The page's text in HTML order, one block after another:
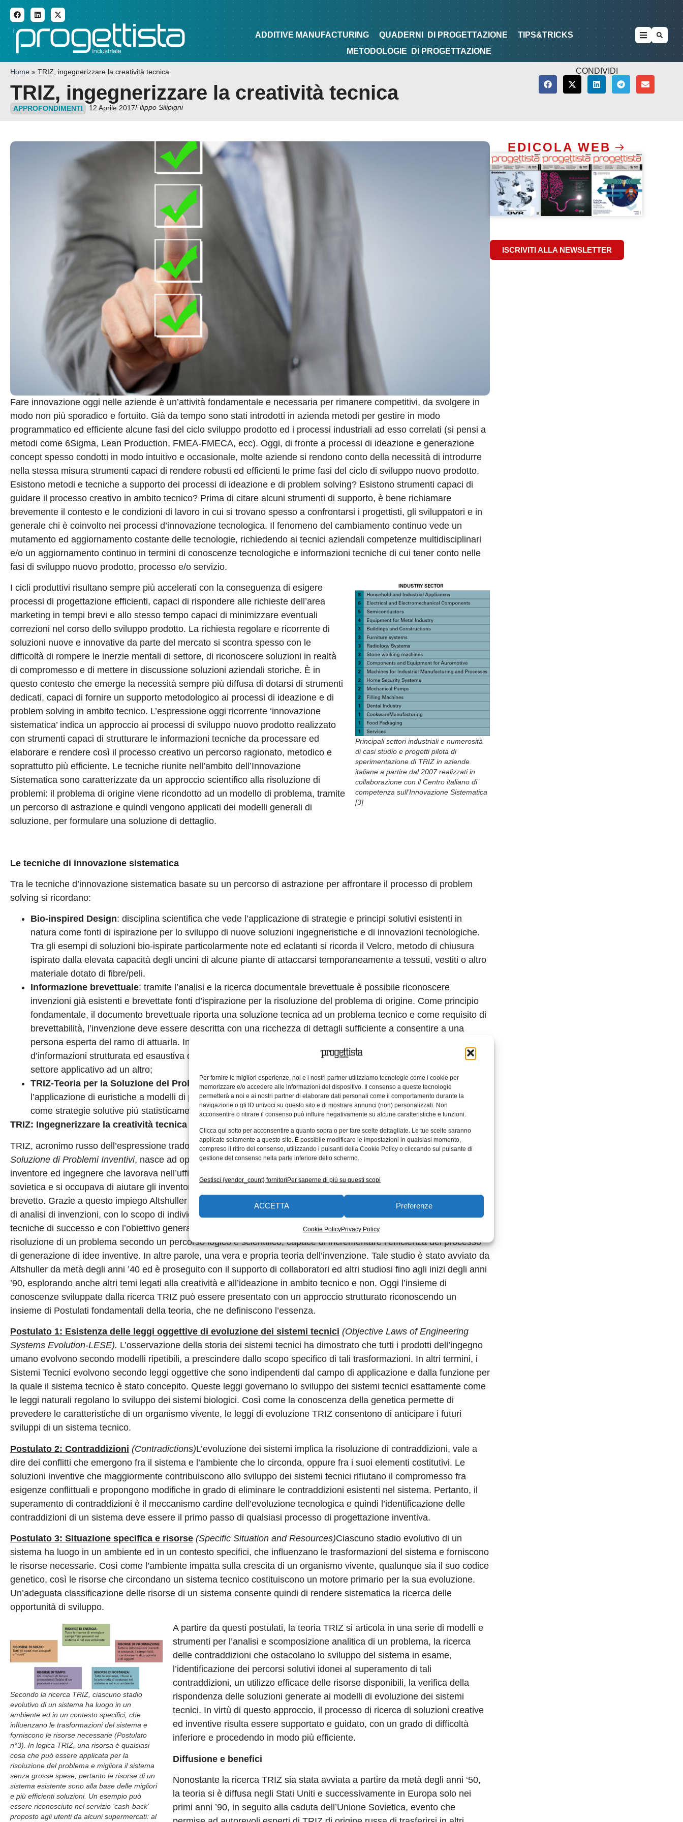
Per fornire le migliori esperienze, noi e i nostri partner utilizziamo tecnologie come i cookie per
memorizzare e/o accedere alle informazioni del dispositivo. Il consenso a queste tecnologie
permetterà a noi e ai nostri partner di elaborare dati personali come il comportamento durante la
navigazione o gli ID univoci su questo sito e di mostrare annunci (non) personalizzati. Non
acconsentire o ritirare il consenso può influire negativamente su alcune caratteristiche e funzioni.
Clicca qui sotto per acconsentire a quanto sopra o per fare scelte dettagliate. Le tue scelte saranno
applicate solamente a questo sito. È possibile modificare le impostazioni in qualsiasi momento,
compreso il ritiro del consenso, utilizzando i pulsanti della Cookie Policy o cliccando sul pulsante di
gestione del consenso nella parte inferiore dello schermo.
Gestisci {vendor_count} fornitoriPer saperne di più su questi scopi
ACCETTA Preferenze
Cookie PolicyPrivacy Policy
ADDITIVE MANUFACTURING QUADERNI DI PROGETTAZIONE TIPS&TRICKS METODOLOGIE DI PROGETTAZIONE
ADDITIVE MANUFACTURING QUADERNI DI PROGETTAZIONE
TIPS&TRICKS
METODOLOGIE
DI PROGETTAZIONE
Home » TRIZ, ingegnerizzare la creatività tecnica
TRIZ, ingegnerizzare la creatività tecnica
APPROFONDIMENTI 12 Aprile 2017Filippo Silipigni
CONDIVIDI
Fare innovazione oggi nelle aziende è un’attività fondamentale e necessaria per rimanere competitivi, da svolgere in
modo non più sporadico e fortuito. Già da tempo sono stati introdotti in azienda metodi per gestire in modo
programmatico ed efficiente alcune fasi del ciclo sviluppo prodotto ed i processi industriali ad esso correlati (si pensi a
metodi come 6Sigma, Lean Production, FMEA-FMECA, ecc). Oggi, di fronte a processi di ideazione e generazione
concept spesso condotti in modo intuitivo e occasionale, molte aziende si rendono conto della necessità di introdurre
nella stessa misura strumenti capaci di rendere robusti ed efficienti le prime fasi del ciclo di sviluppo nuovo prodotto.
Esistono metodi e tecniche a supporto dei processi di ideazione e di problem solving? Esistono strumenti capaci di
guidare il processo creativo in ambito tecnico? Prima di citare alcuni strumenti di supporto, è bene richiamare
brevemente il contesto e le condizioni di lavoro in cui si trovano spesso a confrontarsi i progettisti, gli sviluppatori e in
generale chi è coinvolto nei processi d’innovazione tecnologica. Il fenomeno del cambiamento continuo vede un
mutamento ed aggiornamento costante delle tecnologie, richiedendo ai tecnici aziendali competenze multidisciplinari
e/o un aggiornamento continuo in termini di conoscenze tecnologiche e informazioni tecniche di cui tener conto nelle
fasi di sviluppo nuovo prodotto, processo e/o servizio.
Principali settori industriali e numerosità
di casi studio e progetti pilota di
sperimentazione di TRIZ in aziende
italiane a partire dal 2007 realizzati in
collaborazione con il Centro italiano di
competenza sull’Innovazione Sistematica
[3]
I cicli produttivi risultano sempre più accelerati con la conseguenza di esigere
processi di progettazione efficienti, capaci di rispondere alle richieste dell’area
marketing in tempi brevi e allo stesso tempo capaci di minimizzare eventuali
correzioni nel corso dello sviluppo prodotto. La richiesta regolare e ricorrente di
soluzioni nuove e innovative da parte del mercato si scontra spesso con le
difficoltà di rompere le inerzie mentali di settore, di riconoscere soluzioni in realtà
di compromesso e di mettere in discussione soluzioni aziendali storiche. È in
questo contesto che emerge la necessità sempre più diffusa di dotarsi di strumenti
dedicati, capaci di fornire un supporto metodologico ai processi di ideazione e di
problem solving in ambito tecnico. L’espressione oggi ricorrente ‘innovazione
sistematica’ indica un approccio ai processi di sviluppo nuovo prodotto realizzato
con strumenti capaci di strutturare le informazioni tecniche da processare ed
elaborare e rendere così il processo creativo un percorso ragionato, metodico e
soprattutto più efficiente. Le tecniche riunite nell’ambito dell’Innovazione
Sistematica sono caratterizzate da un approccio scientifico alla risoluzione di
problemi: il problema di origine viene ricondotto ad un modello di problema, tramite
un percorso di astrazione e quindi vengono applicati dei modelli generali di
soluzione, per formulare una soluzione di dettaglio.
Le tecniche di innovazione sistematica
Tra le tecniche d’innovazione sistematica basate su un percorso di astrazione per affrontare il processo di problem
solving si ricordano:
Bio-inspired Design: disciplina scientifica che vede l’applicazione di strategie e principi solutivi esistenti in
natura come fonti di ispirazione per lo sviluppo di nuove soluzioni ingegneristiche e di innovazioni tecnologiche.
Tra gli esempi di soluzioni bio-ispirate particolarmente note ed eclatanti si ricorda il Velcro, metodo di chiusura
ispirato dalla elevata capacità degli uncini di alcune piante di attaccarsi temporaneamente a tessuti, vestiti o altro
materiale dotato di fibre/peli.
Informazione brevettuale: tramite l’analisi e la ricerca documentale brevettuale è possibile riconoscere
invenzioni già esistenti e brevettate fonti d’ispirazione per la risoluzione del problema di origine. Come principio
fondamentale, il documento brevettuale riporta una soluzione tecnica ad un problema tecnico e come requisito di
brevettabilità, l’invenzione deve essere descritta con una ricchezza di dettagli sufficiente a consentire a una
persona esperta del ramo di attuarla. In virtù di questi caratteri la letteratura brevettuale rappresenta una fonte
d’informazioni strutturata ed esaustiva dove poter trovare fonti d’ispirazione per il trasferimento d’idee da un
settore applicativo ad un altro;
TRIZ-Teoria per la Soluzione dei Problemi Inventivi: un programma e un insieme di strumenti che prevedono
l’applicazione di euristiche a modelli di problemi ed estratte dall’analisi di documenti brevettuali e riconosciute
come strategie solutive più statisticamente correnti ed efficaci nella risoluzione di problemi ingegneristici.
TRIZ: Ingegnerizzare la creatività tecnica
operative di base sulla metodologia TRIZ.
TRIZ, acronimo russo dell’espressione tradotta in italiano comeTeoria per la
Soluzione di Problemi Inventivi, nasce ad opera diG.S. Altshuller(1926-1998)
inventore ed ingegnere che lavorava nell’ufficio brevetti della marina militare
sovietica e si occupava di aiutare gli inventori nella stesura delle domande di
brevetto. Grazie a questo impiego Altshuller intraprese una massiccia attività
di analisi di invenzioni, con lo scopo di individuare cosa accomuna le soluzioni
tecniche di successo e con l’obiettivo generale di sviluppare un metodo capace di guidare il progettista nell’analisi,
risoluzione di un problema secondo un percorso logico e scientifico, capace di incrementare l’efficienza del processo
di generazione di idee inventive. In altre parole, una vera e propria teoria dell’invenzione. Tale studio è stato avviato da
Altshuller da metà degli anni ’40 ed è proseguito con il supporto di collaboratori ed altri studiosi fino agli inizi degli anni
’90, esplorando anche altri temi legati alla creatività e all’ideazione in ambito tecnico e non. Oggi l’insieme di
conoscenze sviluppate dalla ricerca TRIZ può essere presentato con un approccio strutturato riconoscendo un
insieme di Postulati fondamentali della teoria, che ne definiscono l’essenza.
Postulato 1: Esistenza delle leggi oggettive di evoluzione dei sistemi tecnici (Objective Laws of Engineering
Systems Evolution-LESE). L’osservazione della storia dei sistemi tecnici ha dimostrato che tutti i prodotti dell’ingegno
umano evolvono secondo modelli ripetibili, a prescindere dallo scopo specifico di tali trasformazioni. In altri termini, i
Sistemi Tecnici evolvono secondo leggi oggettive che sono indipendenti dal campo di applicazione e dalla funzione per
la quale il sistema tecnico è stato concepito. Queste leggi governano lo sviluppo dei sistemi tecnici esattamente come
le leggi naturali regolano lo sviluppo dei sistemi biologici. Così come la conoscenza della genetica permette di
prevedere le caratteristiche di un organismo vivente, le leggi di evoluzione TRIZ consentono di anticipare i futuri
sviluppi di un sistema tecnico.
Postulato 2: Contraddizioni (Contradictions)L’evoluzione dei sistemi implica la risoluzione di contraddizioni, vale a
dire dei conflitti che emergono fra il sistema e l’ambiente che lo circonda, oppure fra i suoi elementi costitutivi. Le
soluzioni inventive che maggiormente contribuiscono allo sviluppo dei sistemi tecnici rifiutano il compromesso fra
esigenze conflittuali e propongono modifiche in grado di eliminare le contraddizioni esistenti nel sistema. Pertanto, il
superamento di contraddizioni è il meccanismo cardine dell’evoluzione tecnologica e quindi l’identificazione delle
contraddizioni di un sistema deve essere il primo passo di qualsiasi processo di progettazione inventiva.
Postulato 3: Situazione specifica e risorse (Specific Situation and Resources)Ciascuno stadio evolutivo di un
sistema ha luogo in un ambiente ed in un contesto specifici, che influenzano le trasformazioni del sistema e forniscono
le risorse necessarie. Così come l’ambiente impatta sulla crescita di un organismo vivente, qualunque sia il suo codice
genetico, così le risorse che circondano un sistema tecnico costituiscono un motore primario per la sua evoluzione.
Un’adeguata classificazione delle risorse di un sistema consente quindi di rendere sistematica la ricerca delle
opportunità di sviluppo.
Secondo la ricerca TRIZ, ciascuno stadio
evolutivo di un sistema ha luogo in un
ambiente ed in un contesto specifici, che
influenzano le trasformazioni del sistema e
forniscono le risorse necessarie (Postulato
n°3). In logica TRIZ, una risorsa è qualsiasi
cosa che può essere applicata per la
risoluzione del problema e migliora il sistema
senza grosse spese, pertanto le risorse di un
sistema esistente sono alla base delle migliori
e più efficienti soluzioni. Un esempio può
essere riconosciuto nel servizio ‘cash-back’
proposto agli utenti da alcuni supermercati: al
A partire da questi postulati, la teoria TRIZ si articola in una serie di modelli e
strumenti per l’analisi e scomposizione analitica di un problema, la ricerca
delle contraddizioni che ostacolano lo sviluppo del sistema in esame,
l’identificazione dei percorsi solutivi idonei al superamento di tali
contraddizioni, un utilizzo efficace delle risorse disponibili, la verifica della
rispondenza delle soluzioni generate ai modelli di evoluzione dei sistemi
tecnici. In virtù di questo approccio, il processo di ricerca di soluzioni creative
ed inventive risulta essere supportato e guidato, con un grado di difficoltà
inferiore e procedendo in modo più efficiente.
Diffusione e benefici
Nonostante la ricerca TRIZ sia stata avviata a partire da metà degli anni ‘50,
la teoria si è diffusa negli Stati Uniti e successivamente in Europa solo nei
primi anni ’90, in seguito alla caduta dell’Unione Sovietica, evento che
EDICOLA WEB
ISCRIVITI ALLA NEWSLETTER